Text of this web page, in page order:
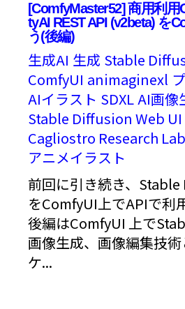
[ComfyMaster52] 商用利
tyAI REST API (v2beta) を
う(後編)
生成AI 生成 Stable
ComfyUI animaginexl
AIイラスト SDXLAI画像
Stable Diffusion Web UI
Cagliostro Research Lab
アニメイラスト
前回に引き続き、
をComfyUI上でAPIで利
後編はComfyUI 上で
画像生成、画像編集技
ケ...